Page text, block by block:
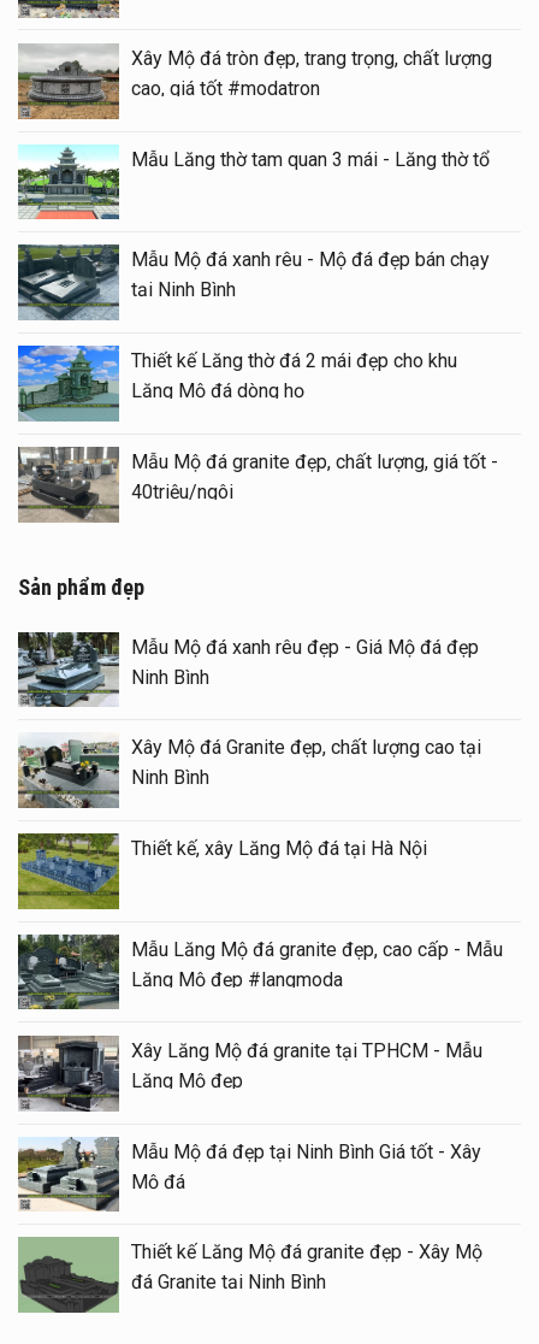
Xây Mộ đá tròn đẹp, trang trọng, chất lượng
cao, giá tốt #modatron
Mẫu Lăng thờ tam quan 3 mái - Lăng thờ tổ
Mẫu Mộ đá xanh rêu - Mộ đá đẹp bán chạy
tại Ninh Bình
Thiết kế Lăng thờ đá 2 mái đẹp cho khu
Lăng Mộ đá dòng họ
Mẫu Mộ đá granite đẹp, chất lượng, giá tốt -
40triệu/ngôi
Sản phẩm đẹp
Mẫu Mộ đá xanh rêu đẹp - Giá Mộ đá đẹp
Ninh Bình
Xây Mộ đá Granite đẹp, chất lượng cao tại
Ninh Bình
Thiết kế, xây Lăng Mộ đá tại Hà Nội
Mẫu Lăng Mộ đá granite đẹp, cao cấp - Mẫu
Lăng Mộ đẹp #langmoda
Xây Lăng Mộ đá granite tại TPHCM - Mẫu
Lăng Mộ đẹp
Mẫu Mộ đá đẹp tại Ninh Bình Giá tốt - Xây
Mộ đá
Thiết kế Lăng Mộ đá granite đẹp - Xây Mộ
đá Granite tại Ninh Bình